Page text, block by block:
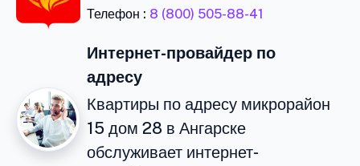
Телефон : 8 (800) 505-88-41
Интернет-провайдер по
адресу
Квартиры по адресу микрорайон
15 дом 28 в Ангарске
обслуживает интернет-